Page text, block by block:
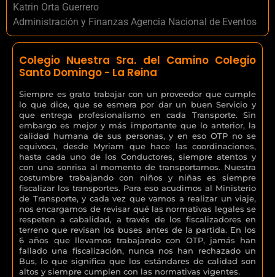
Katrin Orta Guerrero
Administración y Finanzas Agencia Nacional de Eventos
Colegio Nuestra Sra. del Camino Colegio
Santo Domingo - La Reina
Siempre es grato trabajar con un proveedor que cumple
lo que dice, que se esmera por dar un buen Servicio y
que entrega profesionalismo en cada Transporte. Sin
embargo es mejor y más importante que lo anterior, la
calidad humana de sus personas, y en eso OTP no se
equivoca, desde Myriam que hace las coordinaciones,
hasta cada uno de los Conductores, siempre atentos y
con una sonrisa al momento de transportarnos. Nuestra
costumbre trabajando con niños y niñas es siempre
fiscalizar los transportes. Para eso acudimos al Ministerio
de Transporte, y cada vez que vamos a realizar un viaje,
nos encargamos de revisar qué las normativas legales se
respeten a cabalidad, a través de los fiscalizadores en
terreno que revisan los buses antes de la partida. En los
6 años que llevamos trabajando con OTP, jamás han
fallado una fiscalización, nunca nos han rechazado un
Bus, lo que significa que los estándares de calidad son
altos y siempre cumplen con las normativas vigentes.